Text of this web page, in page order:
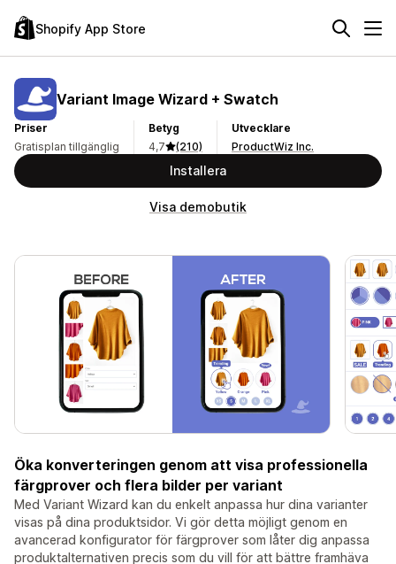
Shopify App Store
Variant Image Wizard + Swatch
Priser
Gratisplan tillgänglig
Betyg
4,7
(210)
Utvecklare
ProductWiz Inc.
Installera
Visa demobutik
Öka konverteringen genom att visa professionella
färgprover och flera bilder per variant
Med Variant Wizard kan du enkelt anpassa hur dina varianter
visas på dina produktsidor. Vi gör detta möjligt genom en
avancerad konfigurator för färgprover som låter dig anpassa
produktalternativen precis som du vill för att bättre framhäva